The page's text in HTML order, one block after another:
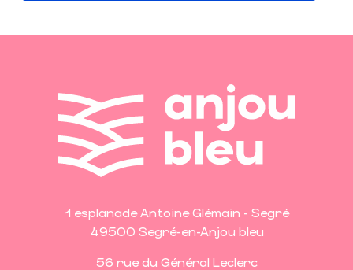
1 esplanade Antoine Glémain - Segré
49500 Segré-en-Anjou bleu
56 rue du Général Leclerc